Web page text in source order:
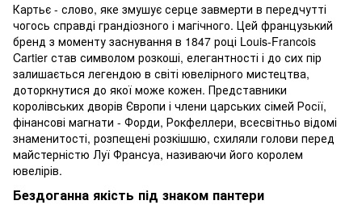
Картьє - слово, яке змушує серце завмерти в передчутті
чогось справді грандіозного і магічного. Цей французький
бренд з моменту заснування в 1847 році Louis-Francois
Cartier став символом розкоші, елегантності і до сих пір
залишається легендою в світі ювелірного мистецтва,
доторкнутися до якої може кожен. Представники
королівських дворів Європи і члени царських сімей Росії,
фінансові магнати - Форди, Рокфеллери, всесвітньо відомі
знаменитості, розпещені розкішшю, схиляли голови перед
майстерністю Луї Франсуа, називаючи його королем
ювелірів.
Бездоганна якість під знаком пантери